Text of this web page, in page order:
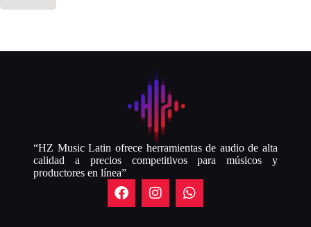
“HZ Music Latin ofrece herramientas de audio de alta
calidad a precios competitivos para músicos y
productores en línea”